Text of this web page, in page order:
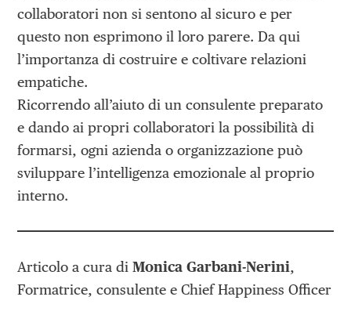
collaboratori non si sentono al sicuro e per
questo non esprimono il loro parere. Da qui
l’importanza di costruire e coltivare relazioni
empatiche.
Ricorrendo all’aiuto di un consulente preparato
e dando ai propri collaboratori la possibilità di
formarsi, ogni azienda o organizzazione può
sviluppare l’intelligenza emozionale al proprio
interno.
Articolo a cura diMonica Garbani-Nerini,
Formatrice, consulente e Chief Happiness Officer